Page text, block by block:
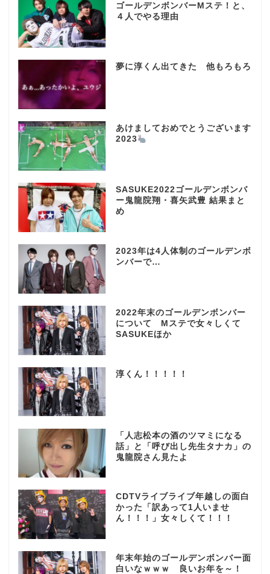
ゴールデンボンバーMステ！と、
４人でやる理由
夢に淳くん出てきた 他もろもろ
あけましておめでとうございます
2023
SASUKE2022ゴールデンボンバ
ー鬼龍院翔・喜矢武豊 結果まと
め
2023年は4人体制のゴールデンボ
ンバーで…
2022年末のゴールデンボンバー
について Mステで女々しくて
SASUKEほか
淳くん！！！！！
「人志松本の酒のツマミになる
話」と「呼び出し先生タナカ」の
鬼龍院さん見たよ
CDTVライブライブ年越しの面白
かった「訳あって1人いませ
ん！！！」女々しくて！！！
年末年始のゴールデンボンバー面
白いなｗｗｗ 良いお年を～！